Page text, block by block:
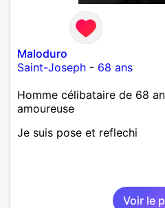
Maloduro
Saint-Joseph - 68 ans
Homme célibataire de 68
amoureuse
Je suis pose et reflechi
Voir le